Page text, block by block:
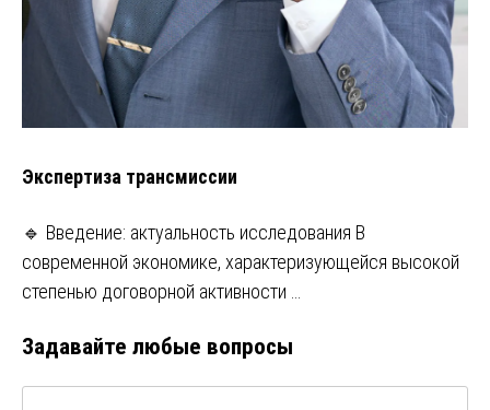
Экспертиза трансмиссии
🔹 Введение: актуальность исследования В
современной экономике, характеризующейся высокой
степенью договорной активности …
Задавайте любые вопросы